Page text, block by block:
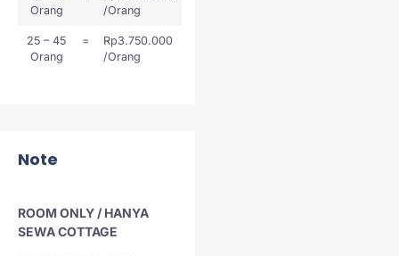
Orang
/Orang
25 – 45
Orang
=
Rp3.750.000
/Orang
Note
ROOM ONLY / HANYA
SEWA COTTAGE